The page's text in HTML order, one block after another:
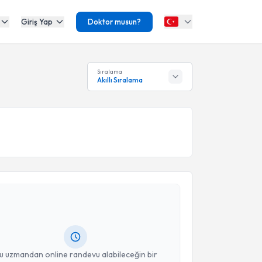
Giriş Yap Doktor musun?
Sıralama
Akıllı Sıralama
uzmandan online randevu alabileceğin bir